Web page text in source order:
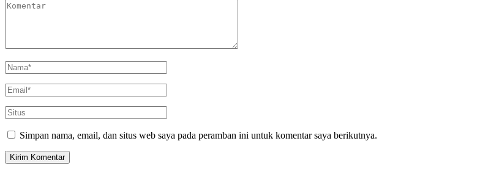
Simpan nama, email, dan situs web saya pada peramban ini untuk komentar saya berikutnya.